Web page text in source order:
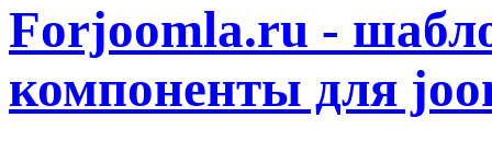
Forjoomla.ru -
компоненты для